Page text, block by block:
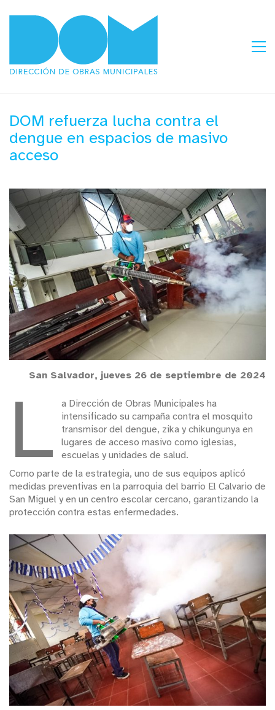
DOM refuerza lucha contra el
dengue en espacios de masivo
acceso
San Salvador, jueves 26 de septiembre de 2024
L
a Dirección de Obras Municipales ha
intensificado su campaña contra el mosquito
transmisor del dengue, zika y chikungunya en
lugares de acceso masivo como iglesias,
escuelas y unidades de salud.
Como parte de la estrategia, uno de sus equipos aplicó
medidas preventivas en la parroquia del barrio El Calvario de
San Miguel y en un centro escolar cercano, garantizando la
protección contra estas enfermedades.